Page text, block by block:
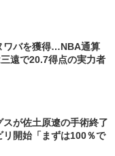
ワバを獲得…NBA通算
遠で20.7得点の実力者
が佐土原遼の手術終了
開始「まずは100％で